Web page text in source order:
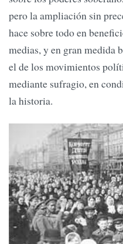
pero la ampliación sin
hace sobre todo en
medias, y en gran medida
el de los movimientos
mediante sufragio, en
la historia.